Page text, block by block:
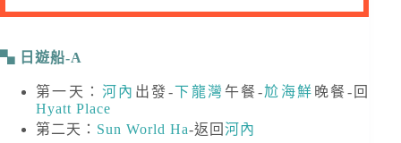
日遊船-A
第一天： 河內 出發-下龍灣 午餐-尬海鮮 晚餐-回
Hyatt Place
第二天： Sun World Ha-返回 河內